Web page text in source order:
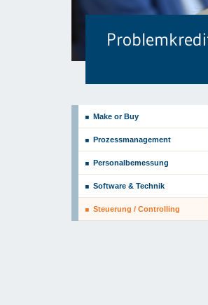
Make or Buy
Prozessmanagement
Personalbemessung
Software & Technik
Steuerung / Controlling